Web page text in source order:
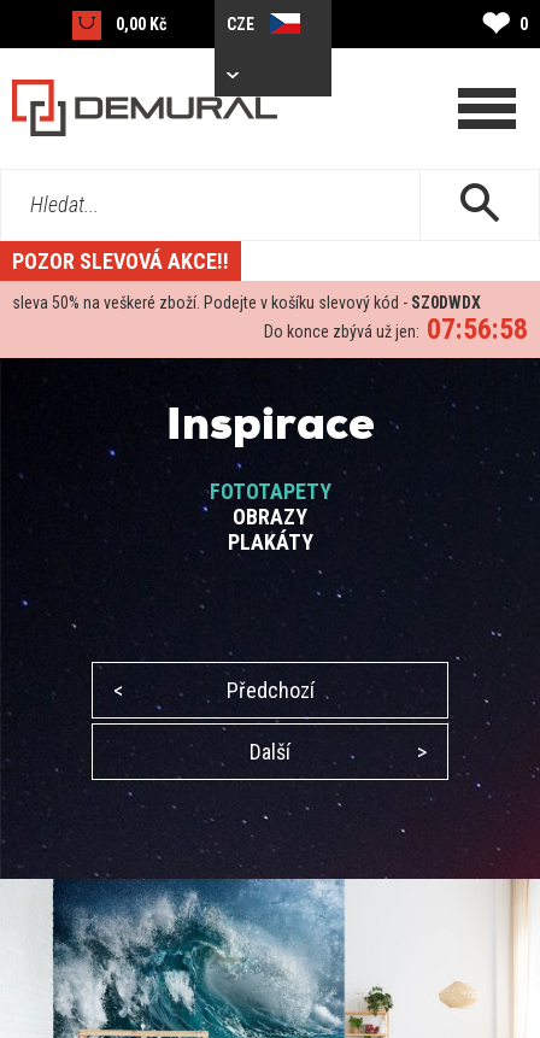
0,00 Kč CZE ❤ 0
Hledat...
POZOR SLEVOVÁ AKCE!!
sleva 50% na veškeré zboží. Podejte v košíku slevový kód - SZ0DWDX
07:56:58
Do konce zbývá už jen:
Inspirace
FOTOTAPETY
OBRAZY
PLAKÁTY
< Předchozí
Další >